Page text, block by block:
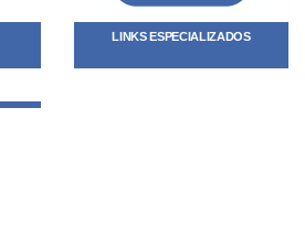
LINKS ESPECIALIZADOS